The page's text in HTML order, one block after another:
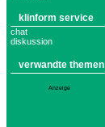
klinform service
chat
diskussion
verwandte themen
Anzeige